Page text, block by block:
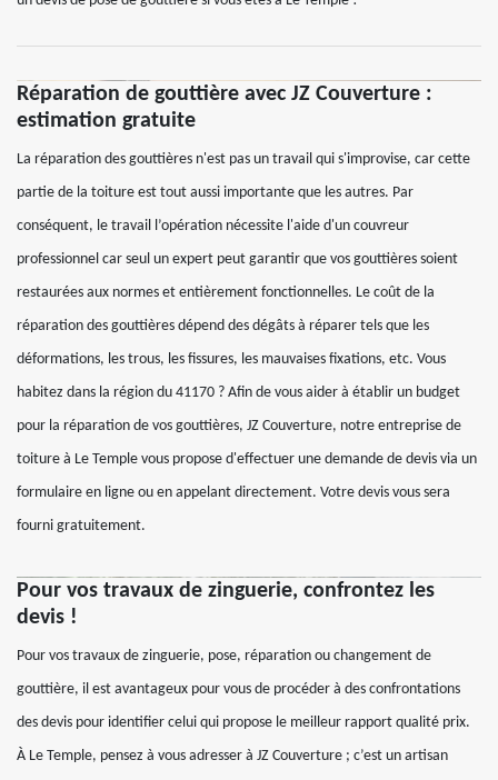
Réparation de gouttière avec JZ Couverture :
estimation gratuite
La réparation des gouttières n'est pas un travail qui s'improvise, car cette
partie de la toiture est tout aussi importante que les autres. Par
conséquent, le travail l’opération nécessite l'aide d'un couvreur
professionnel car seul un expert peut garantir que vos gouttières soient
restaurées aux normes et entièrement fonctionnelles. Le coût de la
réparation des gouttières dépend des dégâts à réparer tels que les
déformations, les trous, les fissures, les mauvaises fixations, etc. Vous
habitez dans la région du 41170 ? Afin de vous aider à établir un budget
pour la réparation de vos gouttières, JZ Couverture, notre entreprise de
toiture à Le Temple vous propose d'effectuer une demande de devis via un
formulaire en ligne ou en appelant directement. Votre devis vous sera
fourni gratuitement.
Pour vos travaux de zinguerie, confrontez les
devis !
Pour vos travaux de zinguerie, pose, réparation ou changement de
gouttière, il est avantageux pour vous de procéder à des confrontations
des devis pour identifier celui qui propose le meilleur rapport qualité prix.
À Le Temple, pensez à vous adresser à JZ Couverture ; c’est un artisan